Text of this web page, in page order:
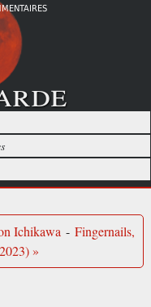
Ichikawa - Fingernails,
»